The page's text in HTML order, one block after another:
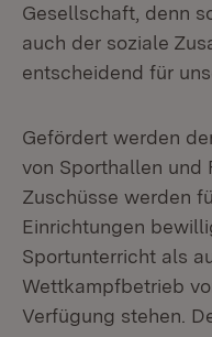
Gesellschaft, denn
auch der soziale
entscheidend für
Gefördert werden
von Sporthallen und
Zuschüsse werden
Einrichtungen
Sportunterricht als
Wettkampfbetrieb
Verfügung stehen.